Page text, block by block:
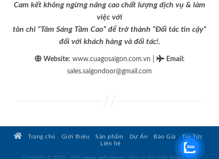
Cam kết không ngừng nâng cao chất lượng dịch vụ & làm
việc với
tôn chỉ “Tâm Sáng Tầm Cao” để trở thành “Đối tác tin cậy”
đối với khách hàng và đối tác!.
Website: www.cuagosaigon.com.vn Email :
sales.saigondoor@gmail.com
Trang chủ Giới thiệu Sản phẩm Dự Án Báo Giá
Tin Tức
Liên hệ
Copyright © 2010 - 2026 www.sgd.com.vn - Đơn vị chủ quản SaigonDoor